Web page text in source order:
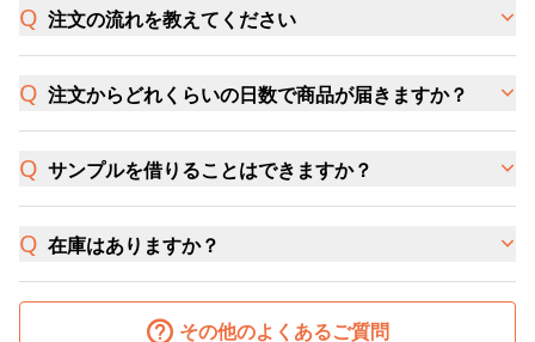
注文の流れを教えてください
注文からどれくらいの日数で商品が届きますか？
サンプルを借りることはできますか？
在庫はありますか？
その他のよくあるご質問